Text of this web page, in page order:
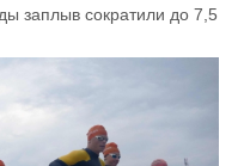
заплыв сократили до 7,5